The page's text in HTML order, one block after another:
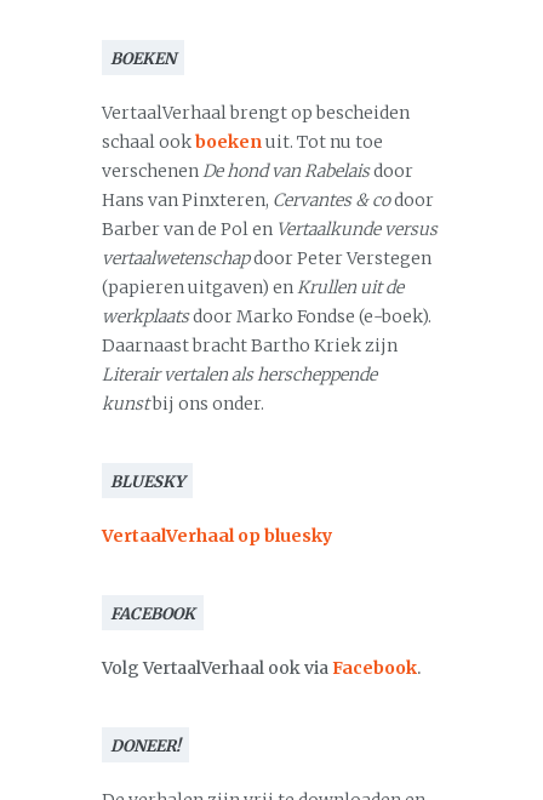
BOEKEN
VertaalVerhaal brengt op bescheiden
schaal ookboekenuit. Tot nu toe
verschenenDe hond van Rabelaisdoor
Hans van Pinxteren, Cervantes & codoor
Barber van de Pol en Vertaalkunde versus
vertaalwetenschapdoor Peter Verstegen
(papieren uitgaven) enKrullen uit de
werkplaatsdoor Marko Fondse (e-boek).
Daarnaast bracht Bartho Kriek zijn
Literair vertalen als herscheppende
kunstbij ons onder.
BLUESKY
VertaalVerhaal op bluesky
FACEBOOK
Volg VertaalVerhaal ook viaFacebook.
DONEER!